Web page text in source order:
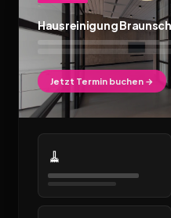
Hausreinigung
Jetzt Termin buchen →
🧹